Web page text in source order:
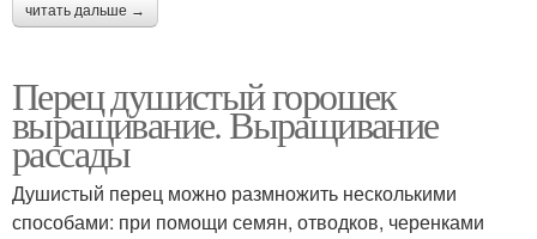
читать дальше →
Перец душистый горошек
выращивание. Выращивание
рассады
Душистый перец можно размножить несколькими
способами: при помощи семян, отводков, черенками